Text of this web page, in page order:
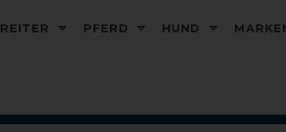
REITER PFERD HUND